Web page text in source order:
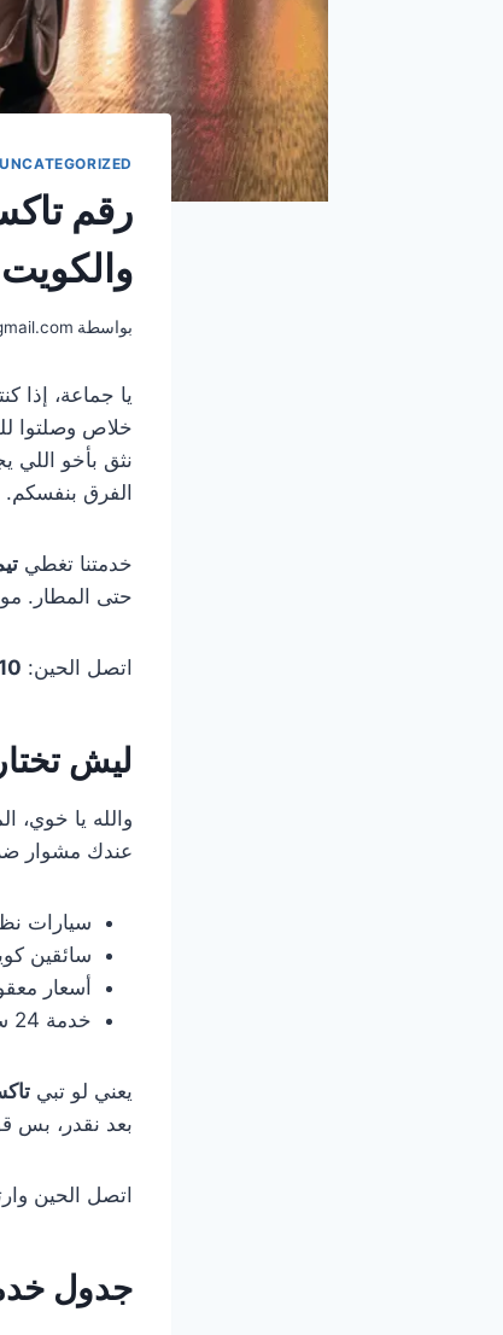
UNCATEGORIZED
رقم
بواسطة
يا جماعة، إذا
خلاص وصلتوا
نثق بأخو اللي
الفرق بنفسكم.
خدمتنا تغطي
حتى المطار.
اتصل الحين:
ليش
والله يا خوي،
عندك مشوار
سيارات
سائقين
أسعار
خدمة 24 ساعة، يعني حتى الساعة 3 الفجر لو تبي
يعني لو تبي
بعد نقدر، بس
اتصل الحين
جدول